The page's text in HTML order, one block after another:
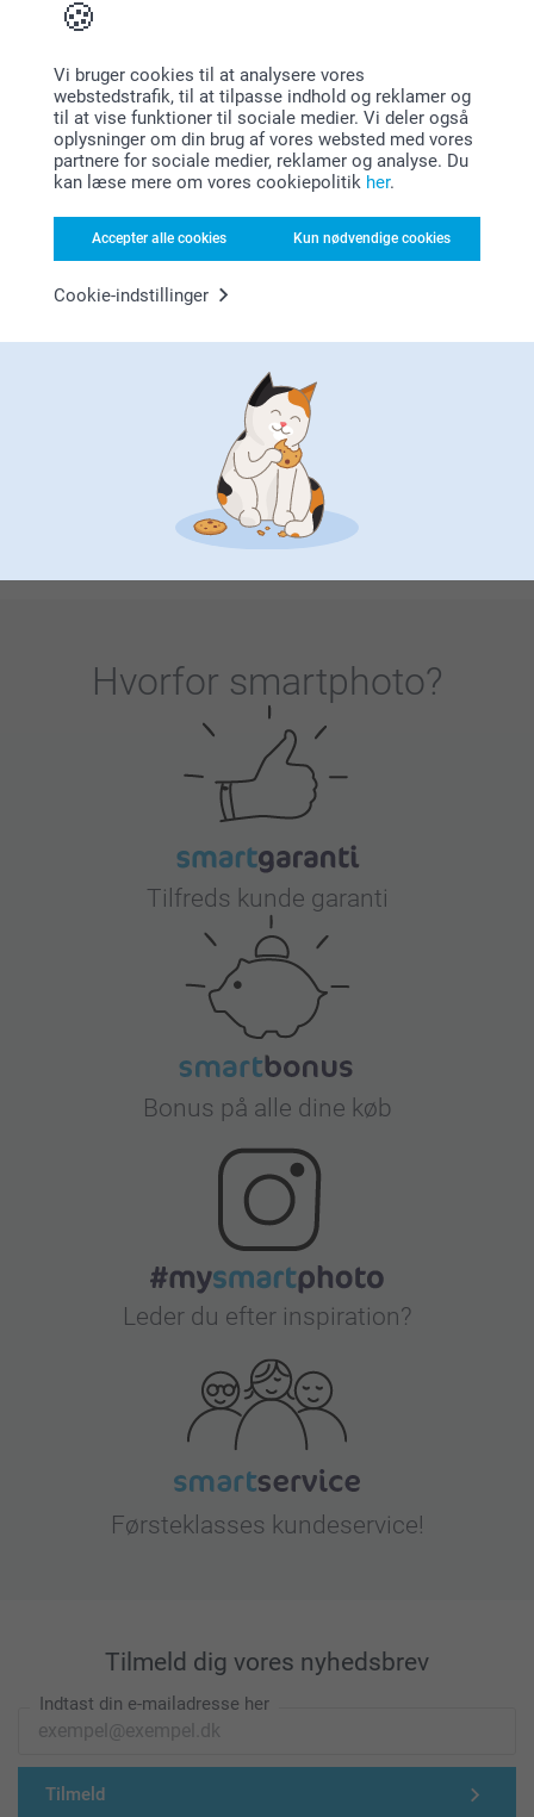
Vi bruger cookies til at analysere vores
webstedstrafik, til at tilpasse indhold og reklamer og
til at vise funktioner til sociale medier. Vi deler også
oplysninger om din brug af vores websted med vores
partnere for sociale medier, reklamer og analyse. Du
kan læse mere om vores cookiepolitik her.
Accepter alle cookies Kun nødvendige cookies
Cookie-indstillinger
bryllupsdag med nogle af disse fantastiske gaver, som I
begge to kan få glæde af.
Gaver, der passer til alle!
Personlige gaver er den perfekte måde at vise for nogen,
hvor meget de betyder for dig. Med en velovervejet og
speciel gave vil modtageren komme til at føle sig virkelig
værdsat. Uanset hvilken alder eller hvilke interes…
Hvorfor smartphoto?
Tilfreds kunde garanti
Bonus på alle dine køb
Leder du efter inspiration?
Førsteklasses kundeservice!
Tilmeld dig vores nyhedsbrev
Indtast din e-mailadresse her
Tilmeld